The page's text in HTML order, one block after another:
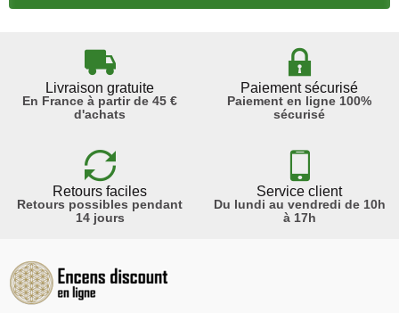
Livraison gratuite
En France à partir de 45 €
d'achats
Paiement sécurisé
Paiement en ligne 100%
sécurisé
Retours faciles
Retours possibles pendant
14 jours
Service client
Du lundi au vendredi de 10h
à 17h